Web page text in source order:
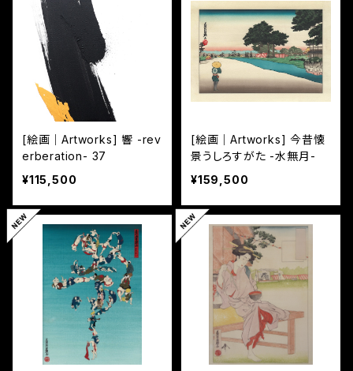
[絵画｜Artworks] 響 -rev
erberation- 37
¥115,500
[絵画｜Artworks] 今昔懐
景うしろすがた -水無月-
¥159,500